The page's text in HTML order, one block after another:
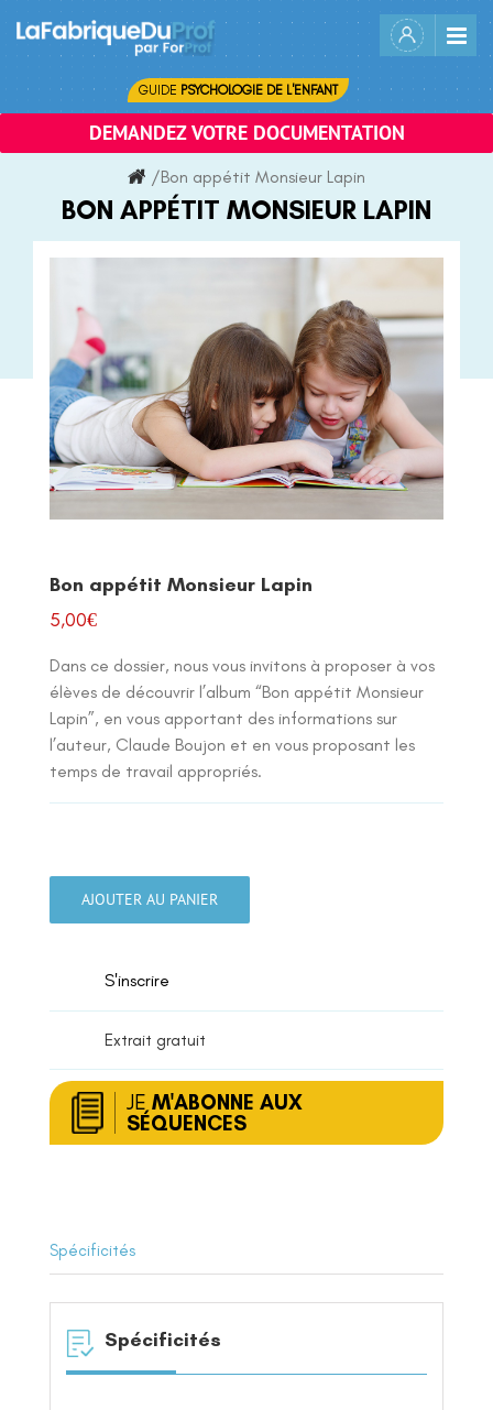
content
GUIDE PSYCHOLOGIE DE L'ENFANT
DEMANDEZ VOTRE DOCUMENTATION
/Bon appétit Monsieur Lapin
BON APPÉTIT MONSIEUR LAPIN
Bon appétit Monsieur Lapin
5,00€
Dans ce dossier, nous vous invitons à proposer à vos
élèves de découvrir l’album “Bon appétit Monsieur
Lapin”, en vous apportant des informations sur
l’auteur, Claude Boujon et en vous proposant les
temps de travail appropriés.
AJOUTER AU PANIER
S'inscrire
Extrait gratuit
JE M'ABONNE AUX
SÉQUENCES
Spécificités
Spécificités